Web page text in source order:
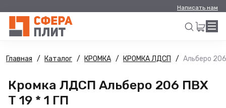
Написать нам
Искать
Главная Каталог КРОМКА КРОМКА ЛДСП Альберо
Кромка ЛДСП Альберо 206 ПВХ
Т 19 * 1 ГП